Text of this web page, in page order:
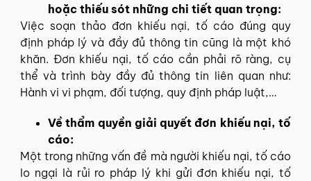
hoặc thiếu sót những chi tiết quan trọng:
Việc soạn thảo đơn khiếu nại, tố cáo đúng quy
định pháp lý và đầy đủ thông tin cũng là một khó
khăn. Đơn khiếu nại, tố cáo cần phải rõ ràng, cụ
thể và trình bày đầy đủ thông tin liên quan như:
Hành vi vi phạm, đối tượng, quy định pháp luật,…
Về thẩm quyền giải quyết đơn khiếu nại, tố
cáo:
Một trong những vấn đề mà người khiếu nại, tố cáo
lo ngại là rủi ro pháp lý khi gửi đơn khiếu nại, tố